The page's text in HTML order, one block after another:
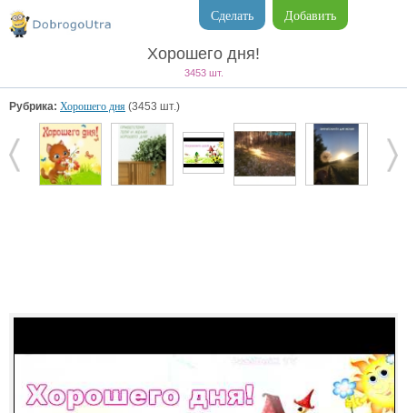
Добавить
Сделать
Хорошего дня!
3453 шт.
Рубрика: Хорошего дня (3453 шт.)